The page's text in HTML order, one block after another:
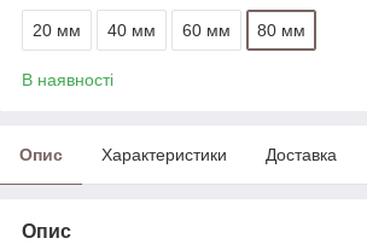
20 мм 40 мм 60 мм 80 мм
В наявності
Опис Характеристики Доставка
Опис